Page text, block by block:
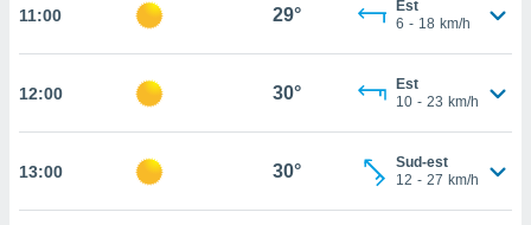
à
11:00 29°
Est
6 - 18 km/h
12:00 30°
Est
10 - 23 km/h
13:00 30°
Sud-est
12 - 27 km/h